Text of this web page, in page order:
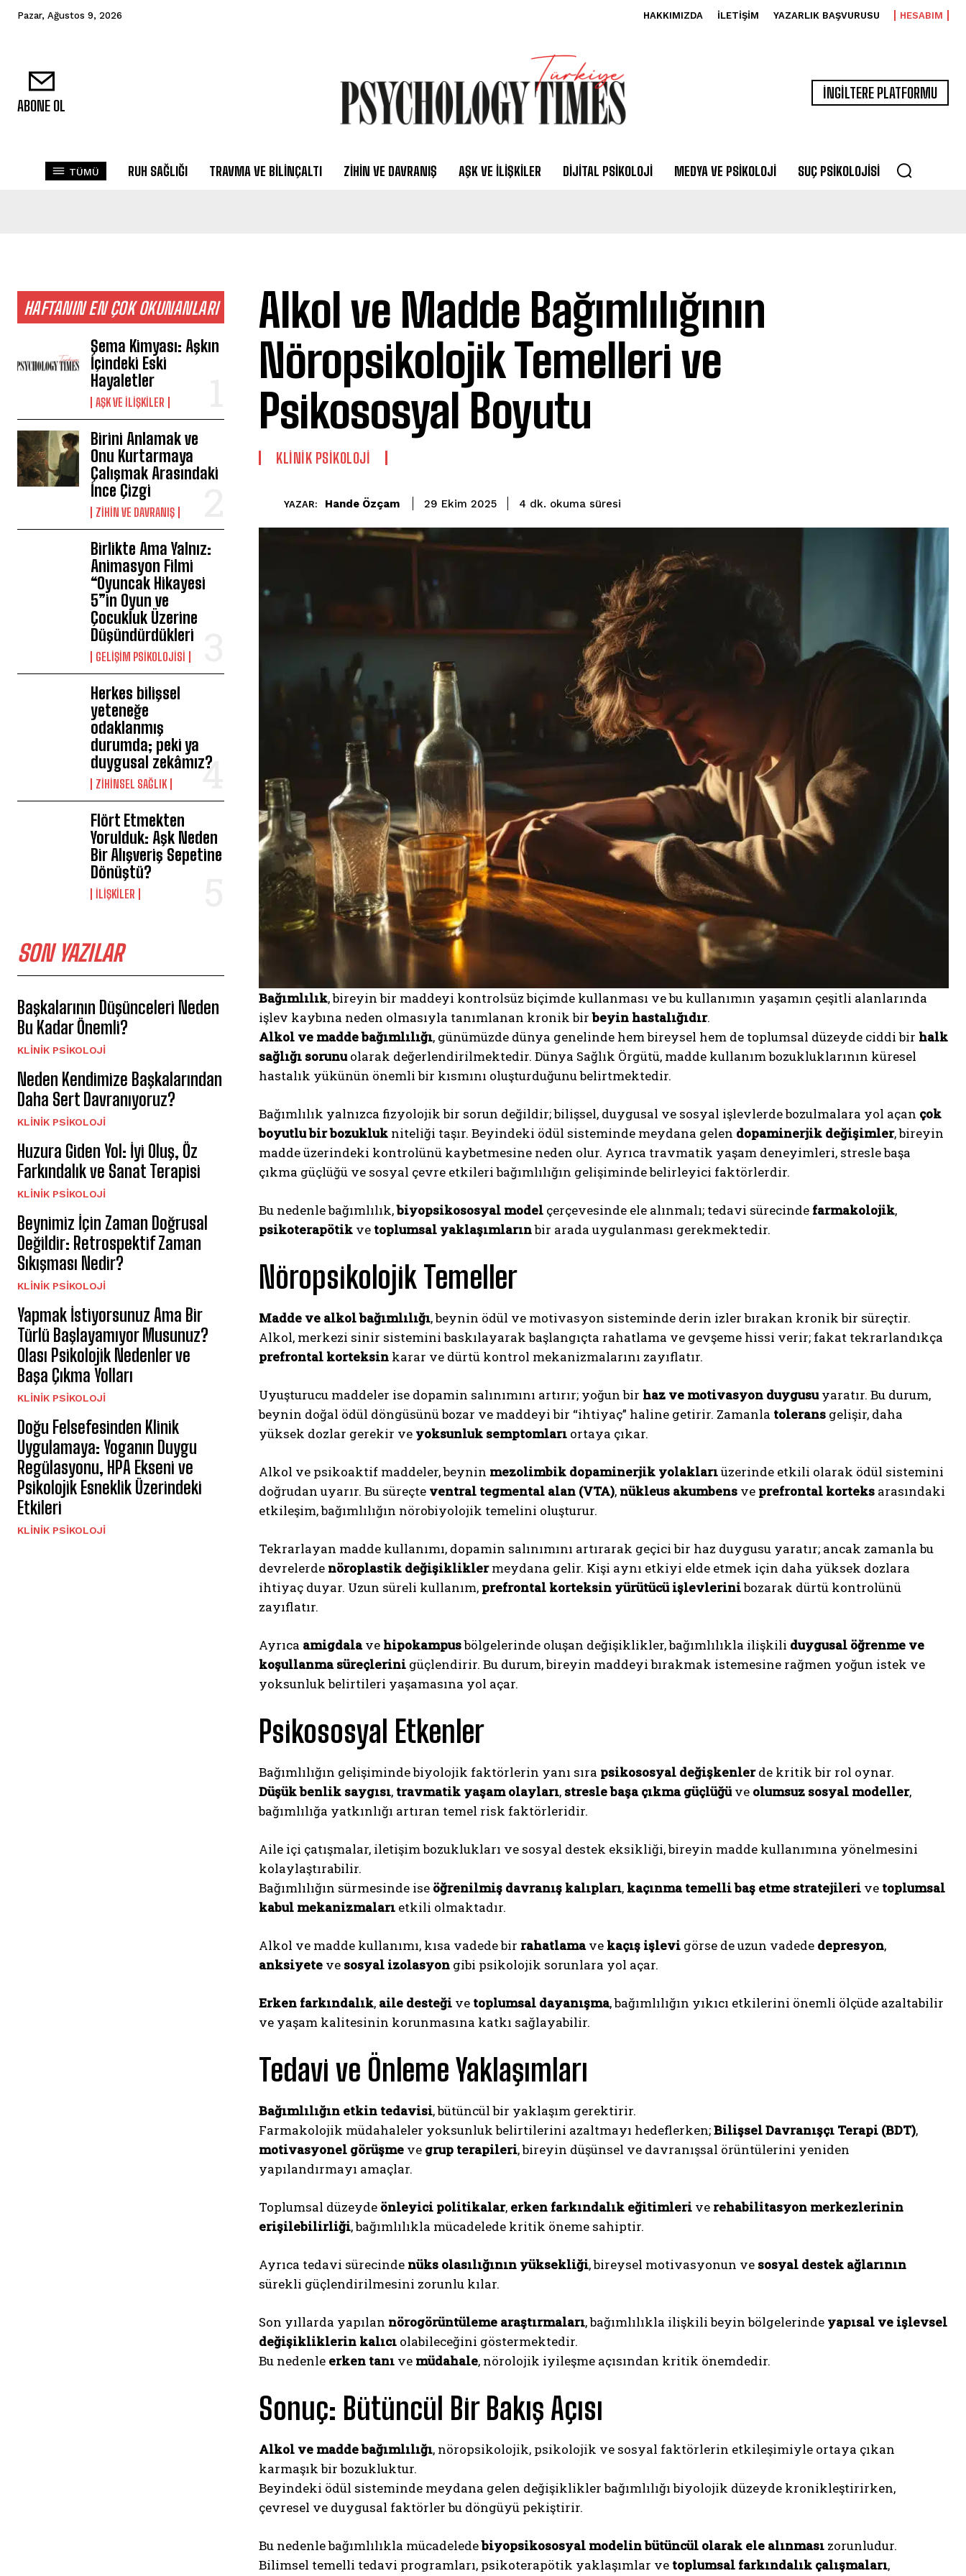
ABONE OL
Gizlilik politikasınıokudum, onaylıyorum.
Pazar, Ağustos 9, 2026 HAKKIMIZDA İLETIŞIM YAZARLIK BAŞVURUSU HESABIM
ABONE OL
İNGİLTERE PLATFORMU
TÜMÜ RUH SAĞLIĞI TRAVMA VE BILINÇALTI ZIHIN VE DAVRANIŞ AŞK VE İLIŞKILER DIJITAL PSIKOLOJI MEDYA VE PSIKOLOJI SUÇ PSIKOLOJISI
HAFTANIN EN ÇOK OKUNANLARI
Şema Kimyası: Aşkın
İçindeki Eski
Hayaletler
AŞK VE İLIŞKILER
Birini Anlamak ve
Onu Kurtarmaya
Çalışmak Arasındaki
İnce Çizgi
⁠ZIHIN VE DAVRANIŞ
Birlikte Ama Yalnız:
Animasyon Filmi
“Oyuncak Hikayesi
5”in Oyun ve
Çocukluk Üzerine
Düşündürdükleri
GELIŞIM PSIKOLOJISI
Herkes bilişsel
yeteneğe
odaklanmış
durumda; peki ya
duygusal zekâmız?
ZIHINSEL SAĞLIK
Flört Etmekten
Yorulduk: Aşk Neden
Bir Alışveriş Sepetine
Dönüştü?
İLIŞKILER
SON YAZILAR
Başkalarının Düşünceleri Neden
Bu Kadar Önemli?
KLINIK PSIKOLOJI
Neden Kendimize Başkalarından
Daha Sert Davranıyoruz?
KLINIK PSIKOLOJI
Huzura Giden Yol: İyi Oluş, Öz
Farkındalık ve Sanat Terapisi
KLINIK PSIKOLOJI
Beynimiz İçin Zaman Doğrusal
Değildir: Retrospektif Zaman
Sıkışması Nedir?
KLINIK PSIKOLOJI
Yapmak İstiyorsunuz Ama Bir
Türlü Başlayamıyor Musunuz?
Olası Psikolojik Nedenler ve
Başa Çıkma Yolları
KLINIK PSIKOLOJI
Doğu Felsefesinden Klinik
Uygulamaya: Yoganın Duygu
Regülasyonu, HPA Ekseni ve
Psikolojik Esneklik Üzerindeki
Etkileri
KLINIK PSIKOLOJI
Alkol ve Madde Bağımlılığının
Nöropsikolojik Temelleri ve
Psikososyal Boyutu
KLINIK PSIKOLOJI
YAZAR: Hande Özçam 29 Ekim 2025 4 dk. okuma süresi
Bağımlılık, bireyin bir maddeyi kontrolsüz biçimde kullanması ve bu kullanımın yaşamın çeşitli alanlarında
işlev kaybına neden olmasıyla tanımlanan kronik birbeyin hastalığıdır.
Alkol ve madde bağımlılığı, günümüzde dünya genelinde hem bireysel hem de toplumsal düzeyde ciddi bir halk
sağlığı sorunuolarak değerlendirilmektedir. Dünya Sağlık Örgütü, madde kullanım bozukluklarının küresel
hastalık yükünün önemli bir kısmını oluşturduğunu belirtmektedir.
Bağımlılık yalnızca fizyolojik bir sorun değildir; bilişsel, duygusal ve sosyal işlevlerde bozulmalara yol açan çok
boyutlu bir bozukluk niteliği taşır. Beyindeki ödül sisteminde meydana gelen dopaminerjik değişimler, bireyin
madde üzerindeki kontrolünü kaybetmesine neden olur. Ayrıca travmatik yaşam deneyimleri, stresle başa
çıkma güçlüğü ve sosyal çevre etkileri bağımlılığın gelişiminde belirleyici faktörlerdir.
Bu nedenle bağımlılık,biyopsikososyal model çerçevesinde ele alınmalı; tedavi sürecinde farmakolojik,
psikoterapötik ve toplumsal yaklaşımlarınbir arada uygulanması gerekmektedir.
Nöropsikolojik Temeller
Madde ve alkol bağımlılığı, beynin ödül ve motivasyon sisteminde derin izler bırakan kronik bir süreçtir.
Alkol, merkezi sinir sistemini baskılayarak başlangıçta rahatlama ve gevşeme hissi verir; fakat tekrarlandıkça
prefrontal korteksin karar ve dürtü kontrol mekanizmalarını zayıflatır.
Uyuşturucu maddeler ise dopamin salınımını artırır; yoğun bir haz ve motivasyon duygusuyaratır. Bu durum,
beynin doğal ödül döngüsünü bozar ve maddeyi bir “ihtiyaç” haline getirir. Zamanla tolerans gelişir, daha
yüksek dozlar gerekir ve yoksunluk semptomları ortaya çıkar.
Alkol ve psikoaktif maddeler, beynin mezolimbik dopaminerjik yolaklarıüzerinde etkili olarak ödül sistemini
doğrudan uyarır. Bu süreçte ventral tegmental alan (VTA), nükleus akumbens ve prefrontal korteks arasındaki
etkileşim, bağımlılığın nörobiyolojik temelini oluşturur.
Tekrarlayan madde kullanımı, dopamin salınımını artırarak geçici bir haz duygusu yaratır; ancak zamanla bu
devrelerde nöroplastik değişikliklermeydana gelir. Kişi aynı etkiyi elde etmek için daha yüksek dozlara
ihtiyaç duyar. Uzun süreli kullanım, prefrontal korteksin yürütücü işlevlerinibozarak dürtü kontrolünü
zayıflatır.
Ayrıca amigdalave hipokampusbölgelerinde oluşan değişiklikler, bağımlılıkla ilişkili duygusal öğrenme ve
koşullanma süreçlerini güçlendirir. Bu durum, bireyin maddeyi bırakmak istemesine rağmen yoğun istek ve
yoksunluk belirtileri yaşamasına yol açar.
Psikososyal Etkenler
Bağımlılığın gelişiminde biyolojik faktörlerin yanı sıra psikososyal değişkenlerde kritik bir rol oynar.
Düşük benlik saygısı, travmatik yaşam olayları, stresle başa çıkma güçlüğüve olumsuz sosyal modeller,
bağımlılığa yatkınlığı artıran temel risk faktörleridir.
Aile içi çatışmalar, iletişim bozuklukları ve sosyal destek eksikliği, bireyin madde kullanımına yönelmesini
kolaylaştırabilir.
Bağımlılığın sürmesinde ise öğrenilmiş davranış kalıpları, kaçınma temelli baş etme stratejileri ve toplumsal
kabul mekanizmaları etkili olmaktadır.
Alkol ve madde kullanımı, kısa vadede bir rahatlamave kaçış işlevi görse de uzun vadede depresyon,
anksiyete ve sosyal izolasyon gibi psikolojik sorunlara yol açar.
Erken farkındalık, aile desteği ve toplumsal dayanışma, bağımlılığın yıkıcı etkilerini önemli ölçüde azaltabilir
ve yaşam kalitesinin korunmasına katkı sağlayabilir.
Tedavi ve Önleme Yaklaşımları
Bağımlılığın etkin tedavisi, bütüncül bir yaklaşım gerektirir.
Farmakolojik müdahaleler yoksunluk belirtilerini azaltmayı hedeflerken;Bilişsel Davranışçı Terapi (BDT),
motivasyonel görüşme ve grup terapileri, bireyin düşünsel ve davranışsal örüntülerini yeniden
yapılandırmayı amaçlar.
Toplumsal düzeyde önleyici politikalar, erken farkındalık eğitimleri ve rehabilitasyon merkezlerinin
erişilebilirliği, bağımlılıkla mücadelede kritik öneme sahiptir.
Ayrıca tedavi sürecinde nüks olasılığının yüksekliği, bireysel motivasyonun ve sosyal destek ağlarının
sürekli güçlendirilmesini zorunlu kılar.
Son yıllarda yapılan nörogörüntüleme araştırmaları, bağımlılıkla ilişkili beyin bölgelerinde yapısal ve işlevsel
değişikliklerin kalıcı olabileceğini göstermektedir.
Bu nedenle erken tanı ve müdahale, nörolojik iyileşme açısından kritik önemdedir.
Sonuç: Bütüncül Bir Bakış Açısı
Alkol ve madde bağımlılığı, nöropsikolojik, psikolojik ve sosyal faktörlerin etkileşimiyle ortaya çıkan
karmaşık bir bozukluktur.
Beyindeki ödül sisteminde meydana gelen değişiklikler bağımlılığı biyolojik düzeyde kronikleştirirken,
çevresel ve duygusal faktörler bu döngüyü pekiştirir.
Bu nedenle bağımlılıkla mücadeledebiyopsikososyal modelin bütüncül olarak ele alınması zorunludur.
Bilimsel temelli tedavi programları, psikoterapötik yaklaşımlar ve toplumsal farkındalık çalışmaları,